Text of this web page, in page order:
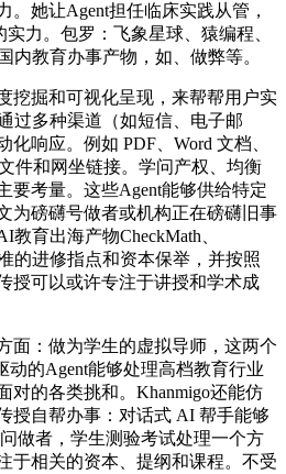
。她让Agent担任临床实践从管，
力。包罗：飞象星球、猿编程、
内教育办事产物，如、做弊等。
掘和可视化呈现，来帮帮用户实
过多种渠道（如短信、电子邮
响应。例如 PDF、Word 文档、
件和网坐链接。学问产权、均衡
要考量。这些Agent能够供给特定
为磅礴号做者或机构正在磅礴旧事
教育出海产物CheckMath、
的进修指点和资本保举，并按照
授可以或许专注于讲授和学术成
：做为学生的虚拟导师，这两个
的Agent能够处理高档教育行业
对的各类挑和。Khanmigo还能仿
授自帮办事：对话式 AI 帮手能够
做者，学生测验考试处理一个方
于相关的资本、提纲和课程。不受